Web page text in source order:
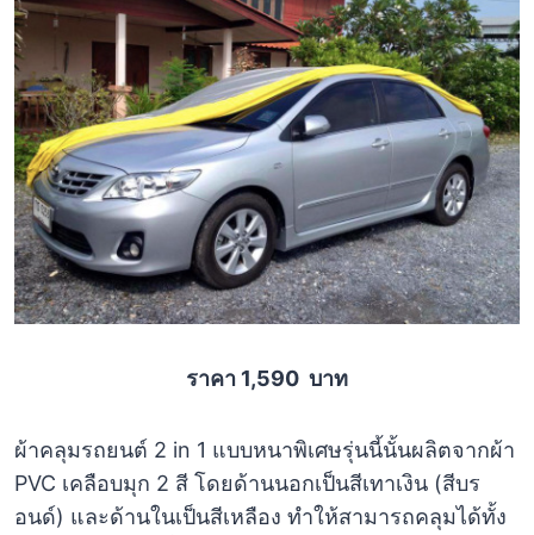
ราคา 1,590 บาท
ผ้าคลุมรถยนต์ 2 in 1 แบบหนาพิเศษรุ่นนี้นั้นผลิตจากผ้า
PVC เคลือบมุก 2 สี โดยด้านนอกเป็นสีเทาเงิน (สีบร
อนด์) และด้านในเป็นสีเหลือง ทำให้สามารถคลุมได้ทั้ง